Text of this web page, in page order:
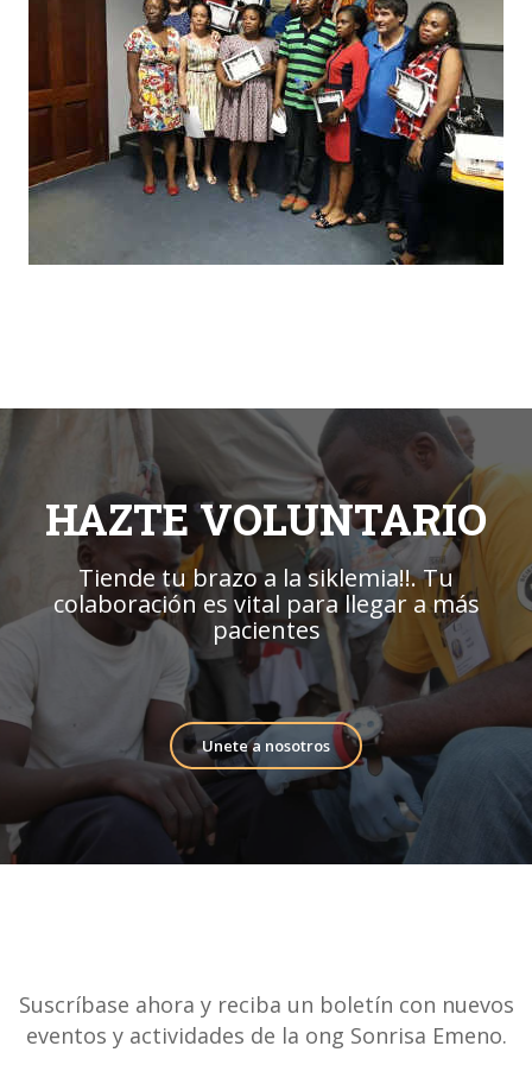
HAZTE VOLUNTARIO
Tiende tu brazo a la siklemia!!. Tu
colaboración es vital para llegar a más
pacientes
Unete a nosotros
Suscríbase ahora y reciba un boletín con nuevos
eventos y actividades de la ong Sonrisa Emeno.